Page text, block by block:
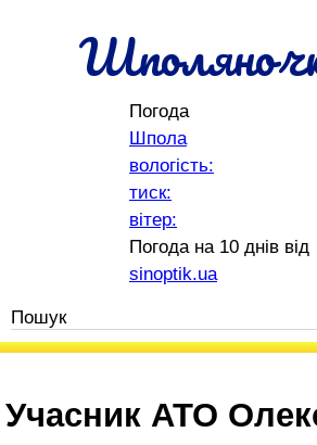
Погода
Шпола
вологість:
тиск:
вітер:
Погода на 10 днів від
sinoptik.ua
Учасник АТО